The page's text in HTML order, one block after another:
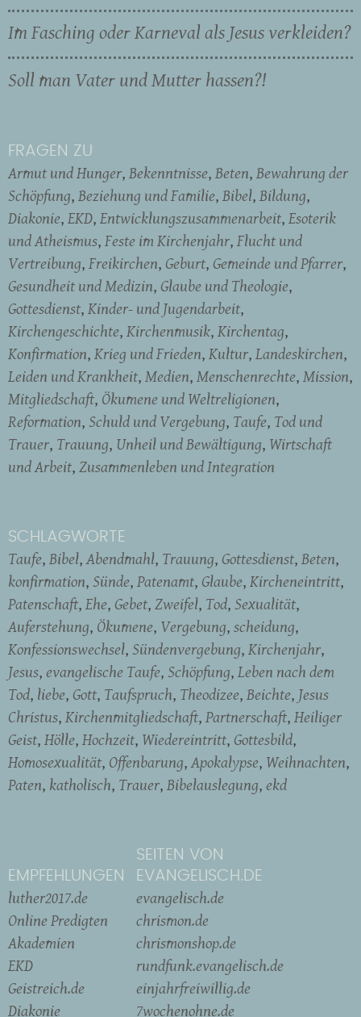
Im Fasching oder Karneval als Jesus verkleiden?
Soll man Vater und Mutter hassen?!
FRAGEN ZU
Armut und Hunger Bekenntnisse Beten Bewahrung der
Schöpfung Beziehung und Familie Bibel Bildung
Diakonie EKD Entwicklungszusammenarbeit Esoterik
und Atheismus Feste im Kirchenjahr Flucht und
Vertreibung Freikirchen Geburt Gemeinde und Pfarrer
Gesundheit und Medizin Glaube und Theologie
Gottesdienst Kinder- und Jugendarbeit
Kirchengeschichte Kirchenmusik Kirchentag
Konfirmation Krieg und Frieden Kultur Landeskirchen
Leiden und Krankheit Medien Menschenrechte Mission
Mitgliedschaft Ökumene und Weltreligionen
Reformation Schuld und Vergebung Taufe Tod und
Trauer Trauung Unheil und Bewältigung Wirtschaft
und Arbeit Zusammenleben und Integration
SCHLAGWORTE
Taufe Bibel Abendmahl Trauung Gottesdienst Beten
konfirmation Sünde Patenamt Glaube Kircheneintritt
Patenschaft Ehe Gebet Zweifel Tod Sexualität
Auferstehung Ökumene Vergebung scheidung
Konfessionswechsel Sündenvergebung Kirchenjahr
Jesus evangelische Taufe Schöpfung Leben nach dem
Tod liebe Gott Taufspruch Theodizee Beichte Jesus
Christus Kirchenmitgliedschaft Partnerschaft Heiliger
Geist Hölle Hochzeit Wiedereintritt Gottesbild
Homosexualität Offenbarung Apokalypse Weihnachten
Paten katholisch Trauer Bibelauslegung ekd
EMPFEHLUNGEN
luther2017.de
Online Predigten
Akademien
EKD
Geistreich.de
Diakonie
SEITEN VON
EVANGELISCH.DE
evangelisch.de
chrismon.de
chrismonshop.de
rundfunk.evangelisch.de
einjahrfreiwillig.de
7wochenohne.de